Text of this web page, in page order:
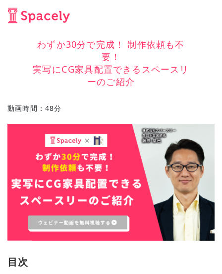
わずか30分で完成！ 制作依頼も不
要！
実写にCG家具配置できるスペースリ
ーのご紹介
動画時間：48分
目次